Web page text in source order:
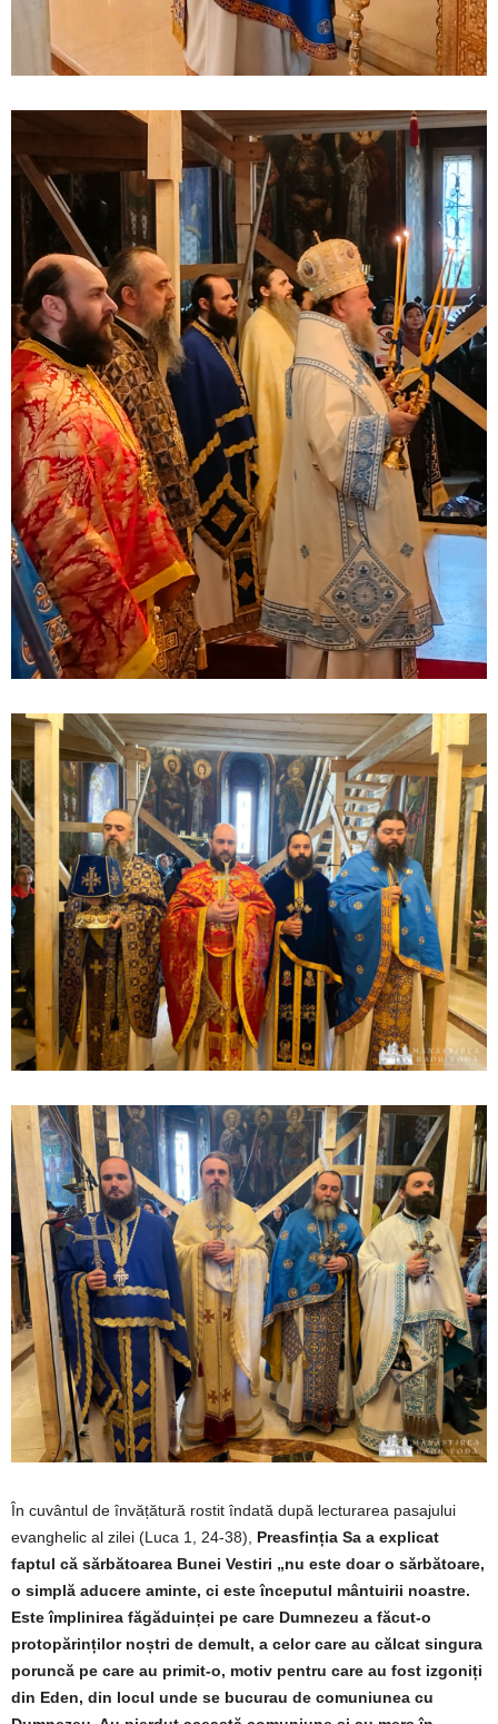
În cuvântul de învățătură rostit îndată după lecturarea pasajului
evanghelic al zilei (Luca 1, 24-38), Preasfinția Sa a explicat
faptul că sărbătoarea Bunei Vestiri „nu este doar o sărbătoare,
o simplă aducere aminte, ci este începutul mântuirii noastre.
Este împlinirea făgăduinței pe care Dumnezeu a făcut-o
protopărinților noștri de demult, a celor care au călcat singura
poruncă pe care au primit-o, motiv pentru care au fost izgoniți
din Eden, din locul unde se bucurau de comuniunea cu